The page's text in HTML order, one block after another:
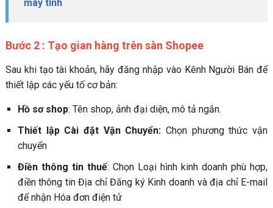
máy tính
Bước 2 : Tạo gian hàng trên sàn Shopee
Sau khi tạo tài khoản, hãy đăng nhập vào Kênh Người Bán để
thiết lập các yếu tố cơ bản:
Hồ sơ shop: Tên shop, ảnh đại diện, mô tả ngắn.
Thiết lập Cài đặt Vận Chuyển:Chọn phương thức vận
chuyển
Điền thông tin thuế: Chọn Loại hình kinh doanh phù hợp,
điền thông tin Địa chỉ Đăng ký Kinh doanh và địa chỉ E-mail
để nhận Hóa đơn điện tử